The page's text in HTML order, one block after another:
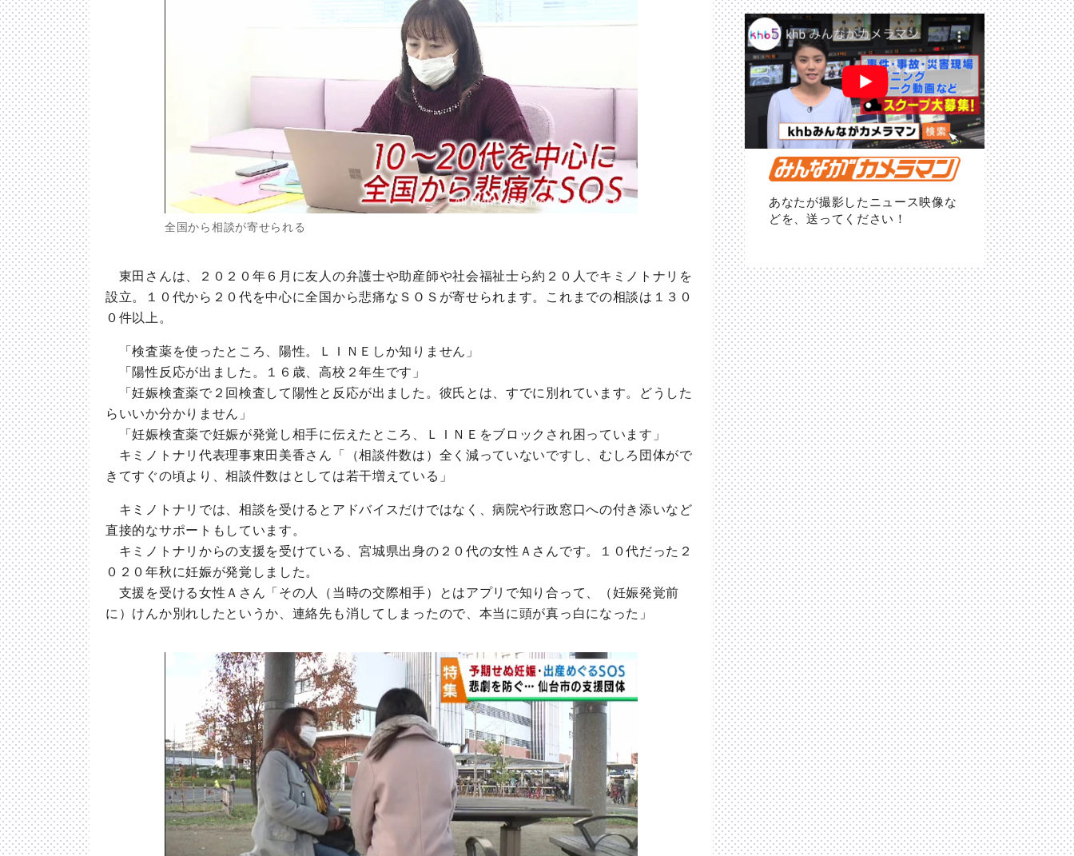
全国から相談が寄せられる
東田さんは、２０２０年６月に友人の弁護士や助産師や社会福祉士ら約２０人でキミノトナリを
設立。１０代から２０代を中心に全国から悲痛なＳＯＳが寄せられます。これまでの相談は１３０
０件以上。
「検査薬を使ったところ、陽性。ＬＩＮＥしか知りません」
「陽性反応が出ました。１６歳、高校２年生です」
「妊娠検査薬で２回検査して陽性と反応が出ました。彼氏とは、すでに別れています。どうした
らいいか分かりません」
「妊娠検査薬で妊娠が発覚し相手に伝えたところ、
ＬＩＮＥ をブロックされ困っています」
キミノトナリ代表理事東田美香さん「（相談件数は）全く減っていないですし、むしろ団体がで
きてすぐの頃より、相談件数はとしては若干増えている」
キミノトナリでは、相談を受けるとアドバイスだけではなく、病院や行政窓口への付き添いなど
直接的なサポートもしています。
キミノトナリからの支援を受けている、宮城県出身の２０代の女性Ａさんです。１０代だった２
０２０年秋に妊娠が発覚しました。
支援を受ける女性Ａさん「その人（当時の交際相手）とはアプリで知り合って、（妊娠発覚前
に）けんか別れしたというか、連絡先も消してしまったので、本当に頭が真っ白になった」
あなたが撮影したニュース映像な
どを、送ってください！